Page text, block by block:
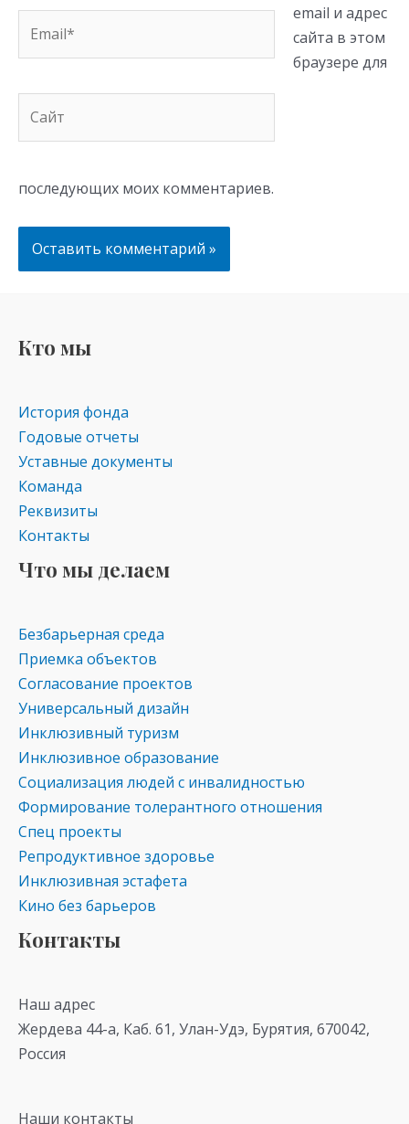
email и адрес
сайта в этом
браузере для
последующих моих комментариев.
Кто мы
История фонда
Годовые отчеты
Уставные документы
Команда
Реквизиты
Контакты
Что мы делаем
Безбарьерная среда
Приемка объектов
Согласование проектов
Универсальный дизайн
Инклюзивный туризм
Инклюзивное образование
Социализация людей с инвалидностью
Формирование толерантного отношения
Спец проекты
Репродуктивное здоровье
Инклюзивная эстафета
Кино без барьеров
Контакты
Наш адрес
Жердева 44-а, Каб. 61, Улан-Удэ, Бурятия, 670042,
Россия
Наши контакты